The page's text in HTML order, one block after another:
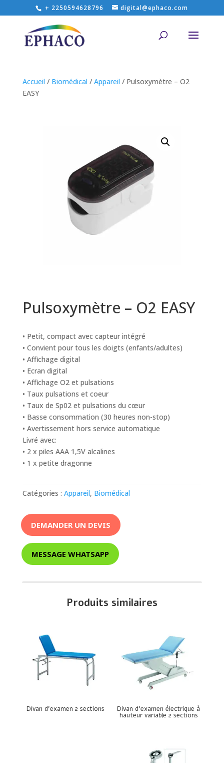
+ 2250594628796 digital@ephaco.com
Accueil / Biomédical / Appareil / Pulsoxymètre – O2
EASY
Pulsoxymètre – O2 EASY
• Petit, compact avec capteur intégré
• Convient pour tous les doigts (enfants/adultes)
• Affichage digital
• Ecran digital
• Affichage O2 et pulsations
• Taux pulsations et coeur
• Taux de Sp02 et pulsations du cœur
• Basse consommation (30 heures non-stop)
• Avertissement hors service automatique
Livré avec:
• 2 x piles AAA 1,5V alcalines
• 1 x petite dragonne
Catégories : Appareil, Biomédical
DEMANDER UN DEVIS
MESSAGE WHATSAPP
Produits similaires
Divan d’examen 2 sections Divan d’examen électrique à
hauteur variable 2 sections